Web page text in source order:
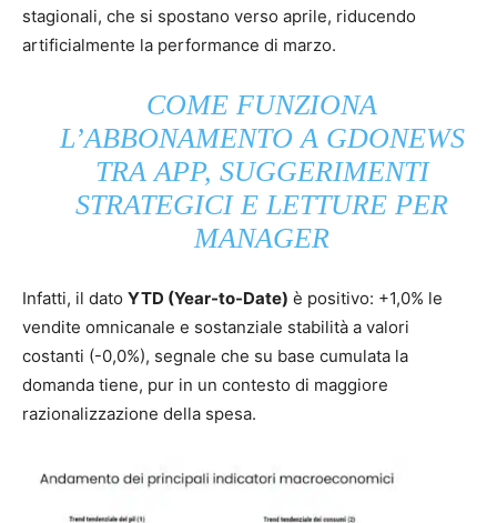
stagionali, che si spostano verso aprile, riducendo
artificialmente la performance di marzo.
COME FUNZIONA
L’ABBONAMENTO A GDONEWS
TRA APP, SUGGERIMENTI
STRATEGICI E LETTURE PER
MANAGER
Infatti, il dato YTD (Year-to-Date) è positivo: +1,0% le
vendite omnicanale e sostanziale stabilità a valori
costanti (-0,0%), segnale che su base cumulata la
domanda tiene, pur in un contesto di maggiore
razionalizzazione della spesa.